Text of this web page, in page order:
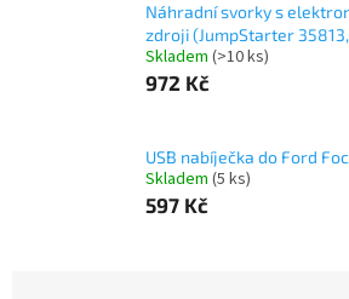
Náhradní svorky s
zdroji (JumpStarter
Skladem (>10 ks)
972 Kč
USB nabíječka do Ford
Skladem (5 ks)
597 Kč